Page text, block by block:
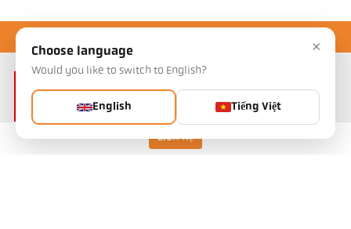
Liên hệ
×
Choose language
Would you like to switch to English?
English Tiếng Việt